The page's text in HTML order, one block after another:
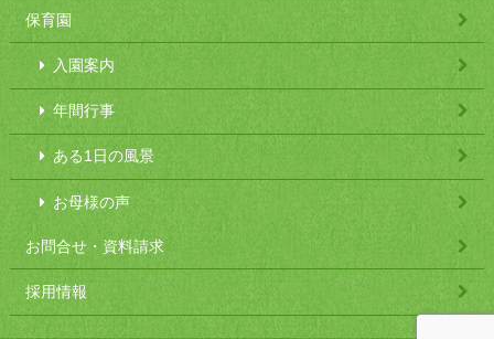
保育園
入園案内
年間行事
ある1日の風景
お母様の声
お問合せ・資料請求
採用情報